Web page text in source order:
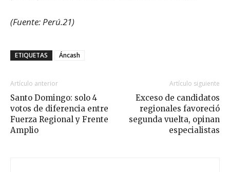
(Fuente: Perú.21)
ETIQUETAS Áncash
Artículo anterior
Santo Domingo: solo 4
votos de diferencia entre
Fuerza Regional y Frente
Amplio
Artículo siguiente
Exceso de candidatos
regionales favoreció
segunda vuelta, opinan
especialistas